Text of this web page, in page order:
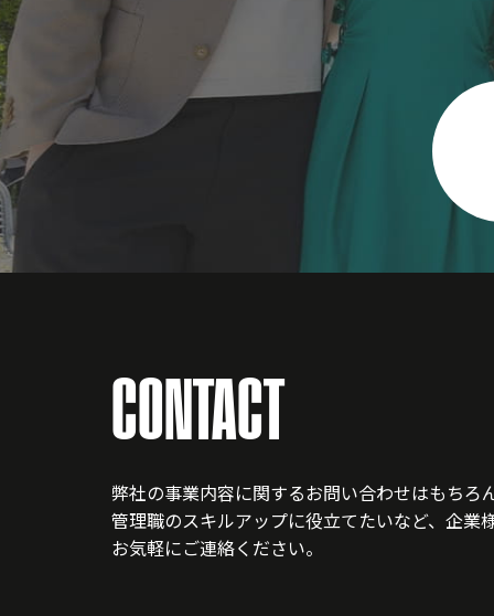
CONTACT
弊社の事業内容に関するお問い合わせはもち
管理職のスキルアップに役立てたいなど、企業
お気軽にご連絡ください。